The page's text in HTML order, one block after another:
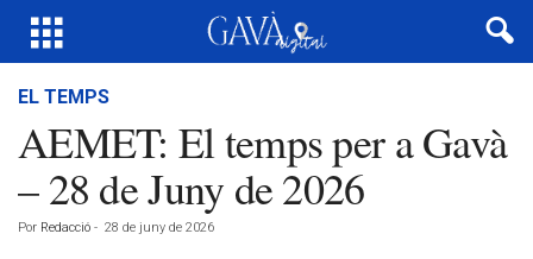
EL TEMPS
AEMET: El temps per a Gavà
– 28 de Juny de 2026
Por Redacció - 28 de juny de 2026